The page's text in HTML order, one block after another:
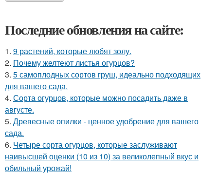
Последние обновления на сайте:
1. 9 растений, которые любят золу.
2. Почему желтеют листья огурцов?
3. 5 самоплодных сортов груш, идеально подходящих
для вашего сада.
4. Сорта огурцов, которые можно посадить даже в
августе.
5. Древесные опилки - ценное удобрение для вашего
сада.
6. Четыре сорта огурцов, которые заслуживают
наивысшей оценки (10 из 10) за великолепный вкус и
обильный урожай!